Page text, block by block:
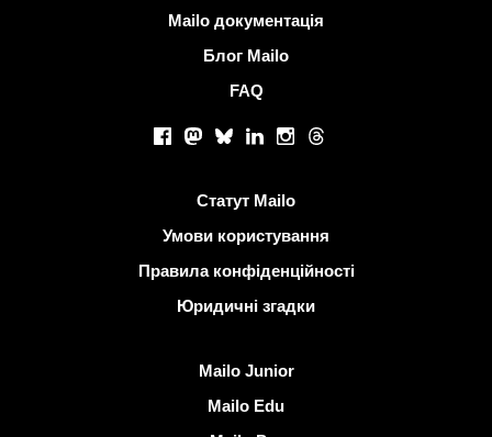
Mailo документація
Блог Mailo
FAQ
Facebook
Mastodon
BlueskyLinkedInInstagram
Threads
Статут Mailo
Умови користування
Правила конфіденційності
Юридичні згадки
Mailo Junior
Mailo Edu